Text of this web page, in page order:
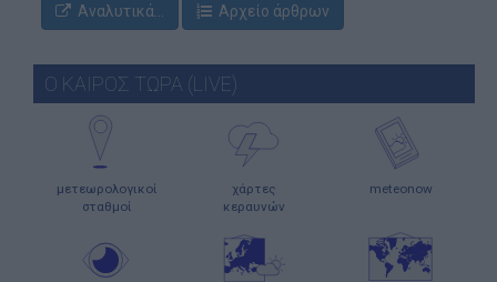
Αναλυτικά... Αρχείο άρθρων
Ο ΚΑΙΡΟΣ ΤΩΡΑ (LIVE)
μετεωρολογικοί
σταθμοί
χάρτες
κεραυνών
meteonow